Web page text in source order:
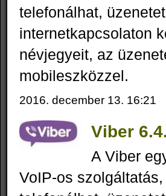
telefonálhat,
internetkapcsolaton
névjegyeit, az
mobileszközzel.
2016. december 13. 16:21
Viber
A Viber
VoIP-os